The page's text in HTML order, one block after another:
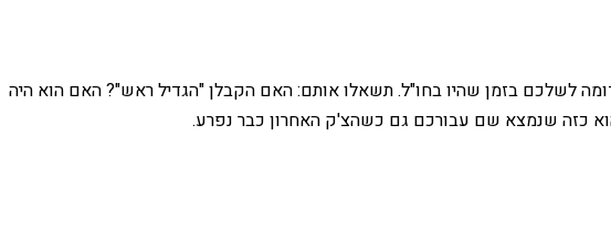
לשלכם בזמן שהיו בחו"ל. תשאלו אותם: האם הקבלן "הגדיל ראש"? האם הוא היה
כזה שנמצא שם עבורכם גם כשהצ'ק האחרון כבר נפרע.